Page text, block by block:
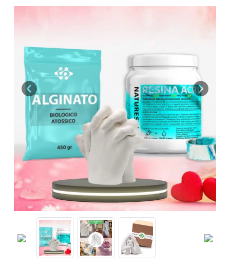
Previous Next